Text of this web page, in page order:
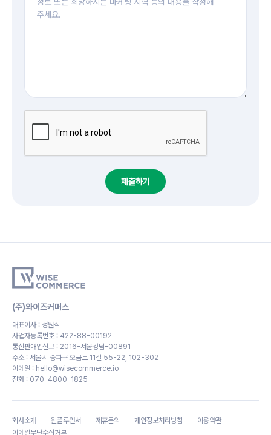
제출하기
(주)와이즈커머스
대표이사 : 정원식
사업자등록번호 : ‍422-88-00192
통신판매업신고 : 2016-서울강남-00891
주소 : 서울시 송파구 오금로 11길 55-22, 102-302
이메일 : hello@wisecommerce.io
전화 : 070-4800-1825
회사소개 윈플루언서 제휴문의 개인정보처리방침
이용약관
이메일무단수집거부